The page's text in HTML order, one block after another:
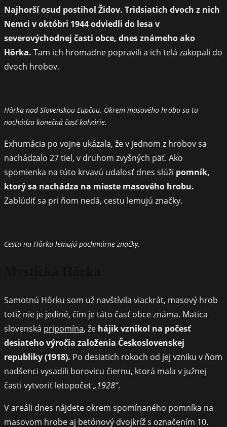
Najhorší osud postihol Židov. Tridsiatich dvoch z nich
Nemci v októbri 1944 odviedli do lesa v
severovýchodnej časti obce, dnes známeho ako
Hôrka. Tam ich hromadne popravili a ich telá zakopali do
dvoch hrobov.
Hôrka nad Slovenskou Ľupčou. Okrem masového hrobu sa tu
nachádza konečná časť kalvárie.
Exhumácia po vojne ukázala, že v jednom z hrobov sa
nachádzalo 27 tiel, v druhom zvyšných päť. Ako
spomienka na túto krvavú udalosť dnes slúži pomník,
ktorý sa nachádza na mieste masového hrobu.
Zablúdiť sa pri ňom nedá, cestu lemujú značky.
Cestu na Hôrku lemujú pochmúrne značky.
Samotnú Hôrku som už navštívila viackrát, masový hrob
totiž nie je jediné, čím je táto časť obce známa. Matica
slovenská pripomína, že hájik vznikol na počesť
desiateho výročia založenia Československej
republiky (1918). Po desiatich rokoch od jej vzniku v ňom
nadšenci vysadili borovicu čiernu, ktorá mala v južnej
časti vytvoriť letopočet„1928“.
V areáli dnes nájdete okrem spomínaného pomníka na
masovom hrobe aj betónový dvojkríž s označením 10.